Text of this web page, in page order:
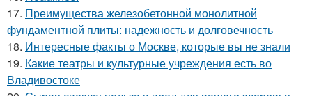
17. Преимущества железобетонной монолитной
фундаментной плиты: надежность и долговечность
18. Интересные факты о Москве, которые вы не знали
19. Какие театры и культурные учреждения есть во
Владивостоке